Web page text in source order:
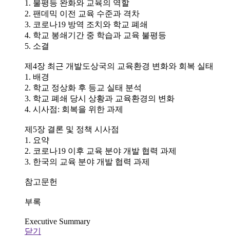
1. 불평등 완화와 교육의 역할
2. 팬데믹 이전 교육 수준과 격차
3. 코로나19 방역 조치와 학교 폐쇄
4. 학교 봉쇄기간 중 학습과 교육 불평등
5. 소결
제4장 최근 개발도상국의 교육환경 변화와 회복 실태
1. 배경
2. 학교 정상화 후 등교 실태 분석
3. 학교 폐쇄 당시 상황과 교육환경의 변화
4. 시사점: 회복을 위한 과제
제5장 결론 및 정책 시사점
1. 요약
2. 코로나19 이후 교육 분야 개발 협력 과제
3. 한국의 교육 분야 개발 협력 과제
참고문헌
부록
Executive Summary
닫기